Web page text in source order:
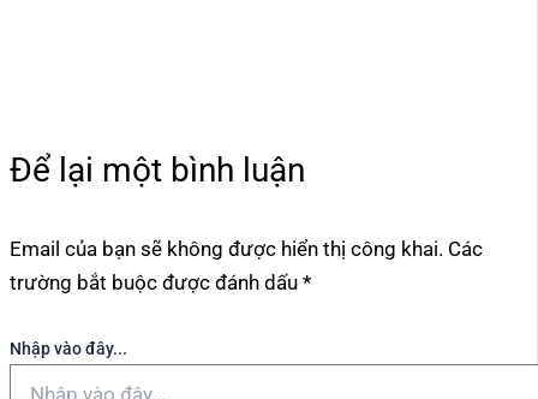
Để lại một bình luận
Email của bạn sẽ không được hiển thị công khai. Các
trường bắt buộc được đánh dấu *
Nhập vào đây...